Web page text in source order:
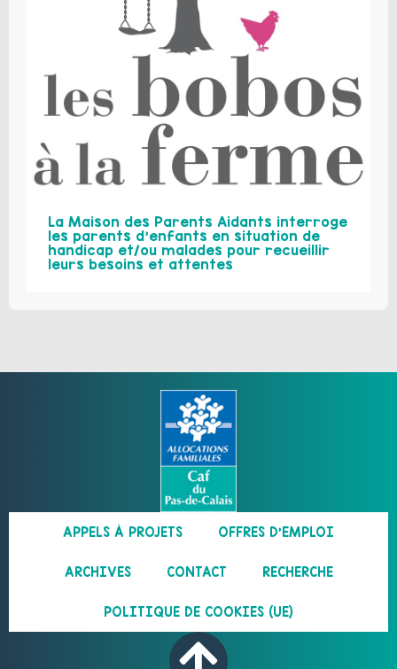
La Maison des Parents Aidants interroge
les parents d’enfants en situation de
handicap et/ou malades pour recueillir
leurs besoins et attentes
APPELS À PROJETS OFFRES D’EMPLOI
ARCHIVES CONTACT RECHERCHE
POLITIQUE DE COOKIES (UE)